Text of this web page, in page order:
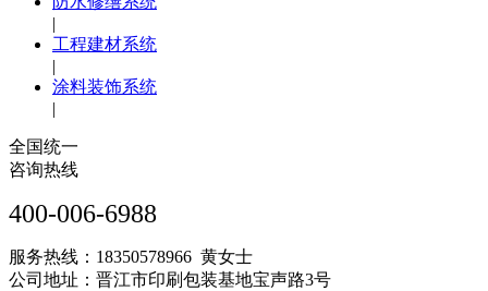
|
工程建材系统
|
涂料装饰系统
|
全国统一
咨询热线
400-006-6988
服务热线：18350578966 黄女士
公司地址：晋江市印刷包装基地宝声路3号